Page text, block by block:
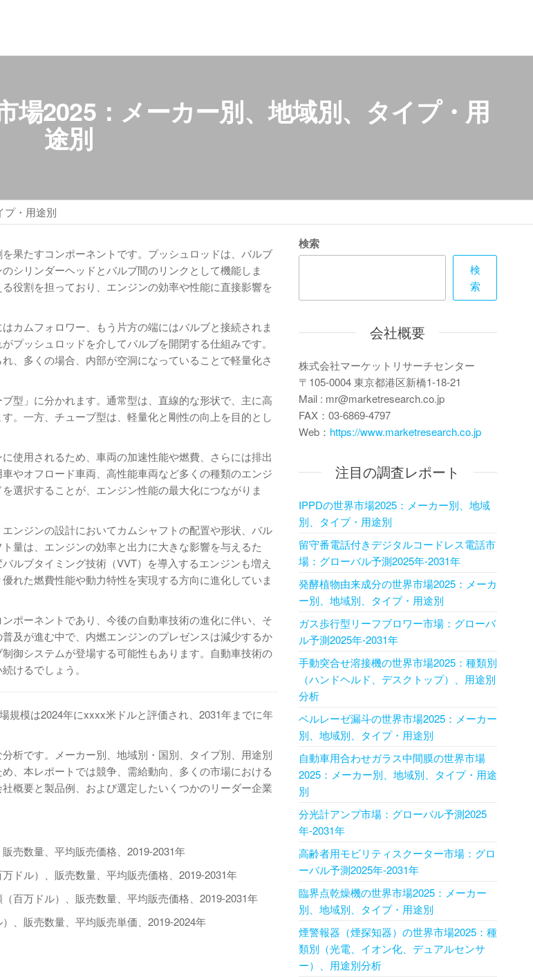
場2025：メーカー別、地域別、タイプ・用
途別
プ・用途別
果たすコンポーネントです。プッシュロッドは、バルブ
シリンダーヘッドとバルブ間のリンクとして機能しま
役割を担っており、エンジンの効率や性能に直接影響を
カムフォロワー、もう片方の端にはバルブと接続されま
プッシュロッドを介してバルブを開閉する仕組みです。
、多くの場合、内部が空洞になっていることで軽量化さ
型」に分かれます。通常型は、直線的な形状で、主に高
。一方、チューブ型は、軽量化と剛性の向上を目的とし
使用されるため、車両の加速性能や燃費、さらには排出
やオフロード車両、高性能車両など多くの種類のエンジ
選択することが、エンジン性能の最大化につながりま
ンジンの設計においてカムシャフトの配置や形状、バル
量は、エンジンの効率と出力に大きな影響を与えるた
ルブタイミング技術（VVT）を導入するエンジンも増え
れた燃費性能や動力特性を実現する方向に進化していま
ポーネントであり、今後の自動車技術の進化に伴い、そ
及が進む中で、内燃エンジンのプレゼンスは減少するか
御システムが登場する可能性もあります。自動車技術の
けるでしょう。
規模は2024年にxxxx米ドルと評価され、2031年までに年
析です。メーカー別、地域別・国別、タイプ別、用途別
、本レポートでは競争、需給動向、多くの市場における
概要と製品例、および選定したいくつかのリーダー企業
売数量、平均販売価格、2019-2031年
ドル）、販売数量、平均販売価格、2019-2031年
百万ドル）、販売数量、平均販売価格、2019-2031年
、販売数量、平均販売単価、2019-2024年
検索
検
索
会社概要
株式会社マーケットリサーチセンター
〒105-0004 東京都港区新橋1-18-21
Mail : mr@marketresearch.co.jp
FAX：03-6869-4797
Web： https://www.marketresearch.co.jp
注目の調査レポート
IPPDの世界市場2025：メーカー別、地域
別、タイプ・用途別
留守番電話付きデジタルコードレス電話市
場：グローバル予測2025年-2031年
発酵植物由来成分の世界市場2025：メーカ
ー別、地域別、タイプ・用途別
ガス歩行型リーフブロワー市場：グローバ
ル予測2025年-2031年
手動突合せ溶接機の世界市場2025：種類別
（ハンドヘルド、デスクトップ）、用途別
分析
ベルレーゼ漏斗の世界市場2025：メーカー
別、地域別、タイプ・用途別
自動車用合わせガラス中間膜の世界市場
2025：メーカー別、地域別、タイプ・用途
別
分光計アンプ市場：グローバル予測2025
年-2031年
高齢者用モビリティスクーター市場：グロ
ーバル予測2025年-2031年
臨界点乾燥機の世界市場2025：メーカー
別、地域別、タイプ・用途別
煙警報器（煙探知器）の世界市場2025：種
類別（光電、イオン化、デュアルセンサ
ー）、用途別分析